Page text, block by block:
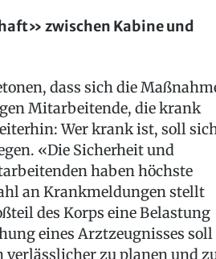
zwischen Kabine und
dass sich die
Mitarbeitende, die krank
Wer krank ist, soll
«Die Sicherheit und
haben höchste
an Krankmeldungen stellt
des Korps eine Belastung
eines Arztzeugnisses soll
verlässlicher zu planen und